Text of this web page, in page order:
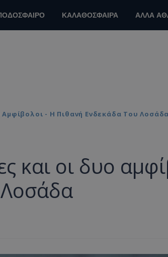
ΚΑΛΑΘΟΣΦΑΙΡΑ ΑΛΛΑ
- Η Πιθανή Ενδεκάδα Του Λοσάδα
και οι δυο